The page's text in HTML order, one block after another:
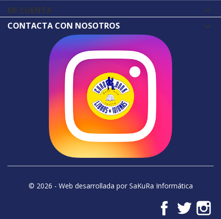
MI CUENTA 
CONTACTA CON NOSOTROS
© 2026 - Web desarrollada por SaKuRa Informática